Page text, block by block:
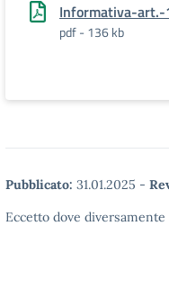
Informativa-
pdf - 136 kb
Pubblicato: 31.01.2025 -
Eccetto dove